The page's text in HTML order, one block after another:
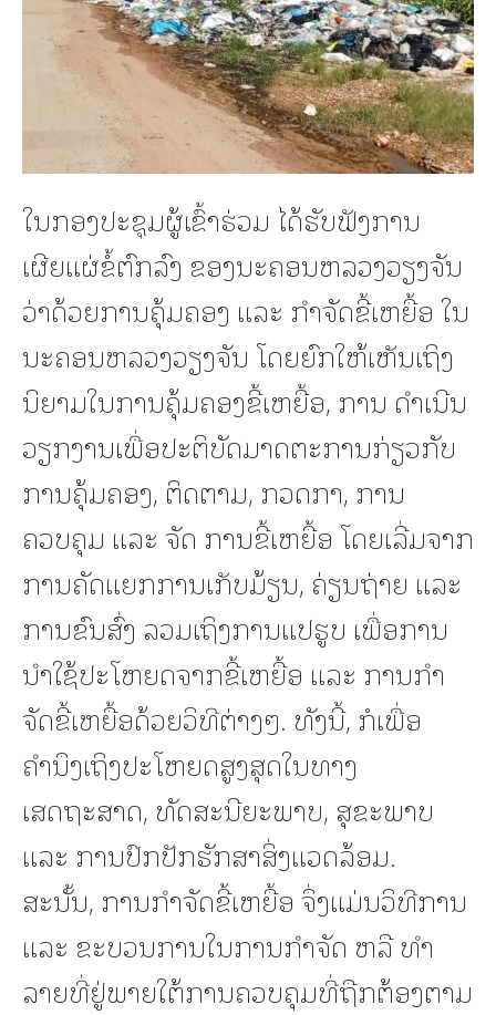
ໃນກອງປະຊຸມຜູ້ເຂົ້າຮ່ວມ ໄດ້ຮັບຟັງການ
ເຜີຍແຜ່ຂໍ້ຕົກລົງ ຂອງນະຄອນຫລວງວຽງຈັນ
ວ່າດ້ວຍການຄຸ້ມຄອງ ແລະ ກໍາຈັດຂີ້ເຫຍື້ອ ໃນ
ນະຄອນຫລວງວຽງຈັນ ໂດຍຍົກໃຫ້ເຫັນເຖິງ
ນິຍາມໃນການຄຸ້ມຄອງຂີ້ເຫຍື້ອ, ການ ດໍາເນີນ
ວຽກງານເພື່ອປະຕິບັດມາດຕະການກ່ຽວກັບ
ການຄຸ້ມຄອງ, ຕິດຕາມ, ກວດກາ, ການ
ຄວບຄຸມ ແລະ ຈັດ ການຂີ້ເຫຍື້ອ ໂດຍເລີ່ມຈາກ
ການຄັດແຍກການເກັບມ້ຽນ, ຄ່ຽນຖ່າຍ ແລະ
ການຂົນສົ່ງ ລວມເຖິງການແປຮູບ ເພື່ອການ
ນໍາໃຊ້ປະໂຫຍດຈາກຂີ້ເຫຍື້ອ ແລະ ການກໍາ
ຈັດຂີ້ເຫຍື້ອດ້ວຍວິທີຕ່າງໆ. ທັງນີ້, ກໍເພື່ອ
ຄໍານຶງເຖິງປະໂຫຍດສູງສຸດໃນທາງ
ເສດຖະສາດ, ທັດສະນີຍະພາບ, ສຸຂະພາບ
ແລະ ການປົກປັກຮັກສາສິ່ງແວດລ້ອມ.
ສະນັ້ນ, ການກໍາຈັດຂີ້ເຫຍື້ອ ຈຶ່ງແມ່ນວິທີການ
ແລະ ຂະບວນການໃນການກໍາຈັດ ຫລື ທໍາ
ລາຍທີ່ຢູ່ພາຍໃຕ້ການຄວບຄຸມທີ່ຖືກຕ້ອງຕາມ